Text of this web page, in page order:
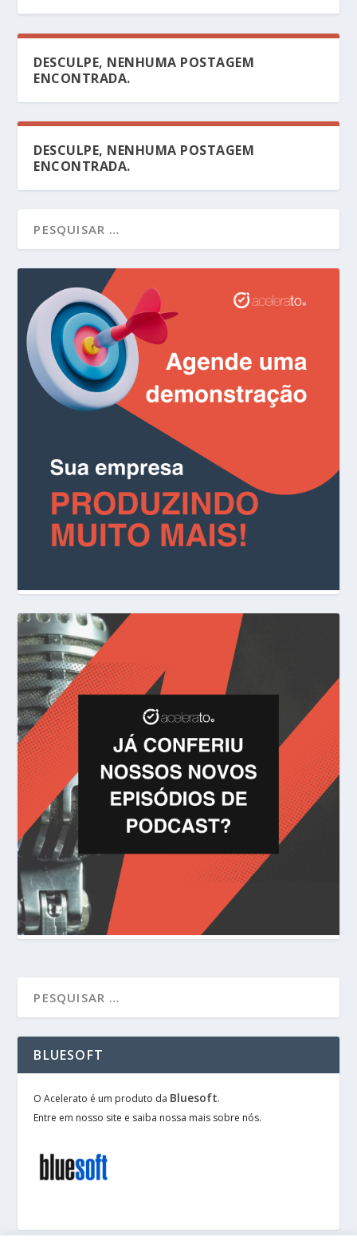
DESCULPE, NENHUMA POSTAGEM
ENCONTRADA.
DESCULPE, NENHUMA POSTAGEM
ENCONTRADA.
BLUESOFT
O Acelerato é um produto da Bluesoft.
Entre em nosso site e saiba nossa mais sobre nós.